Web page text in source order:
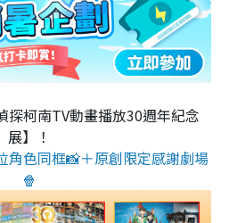
探柯南TV動畫播放30週年紀念
展】！
角色同框📸＋原創限定感謝劇場
🍿